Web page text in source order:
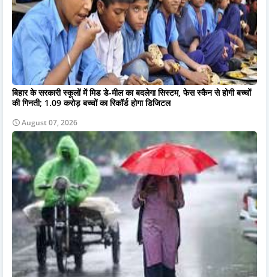
बिहार के सरकारी स्कूलों में मिड डे-मील का बदलेगा सिस्टम, फेस स्कैन से होगी बच्चों
की गिनती; 1.09 करोड़ बच्चों का रिकॉर्ड होगा डिजिटल
August 07, 2026